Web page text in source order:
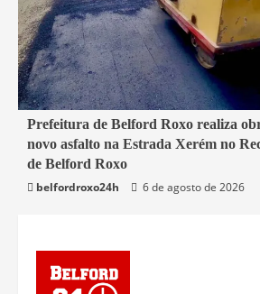
2 min read
Belford Roxo
Prefeitura de Belford Roxo realiza
novo asfalto na Estrada Xerém no
de Belford Roxo
belfordroxo24h
6 de agosto de 2026